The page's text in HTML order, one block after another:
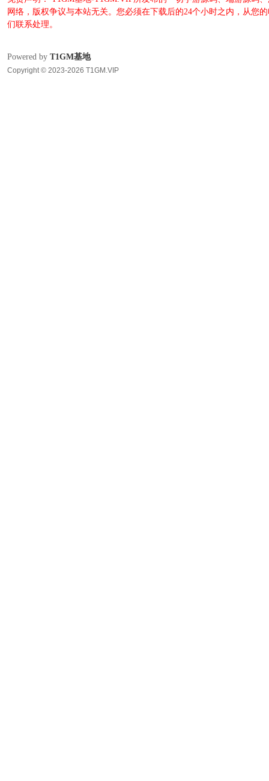
网络，版权争议与本站无关。您必须在下载后的24个小时之内，从您
们联系处理。
Powered by T1GM基地
Copyright © 2023-2026 T1GM.VIP